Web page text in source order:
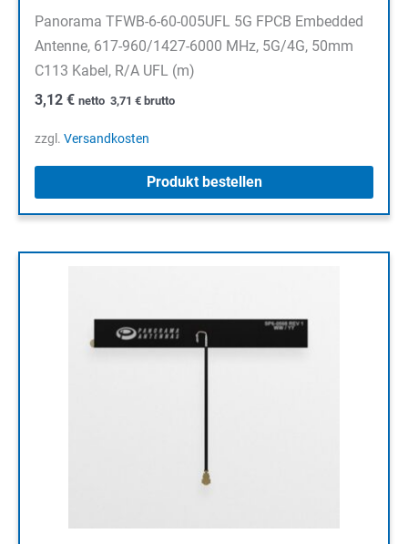
Panorama TFWB-6-60-005UFL 5G FPCB Embedded
Antenne, 617-960/1427-6000 MHz, 5G/4G, 50mm
C113 Kabel, R/A UFL (m)
3,12 € netto 3,71 € brutto
zzgl. Versandkosten
Produkt bestellen